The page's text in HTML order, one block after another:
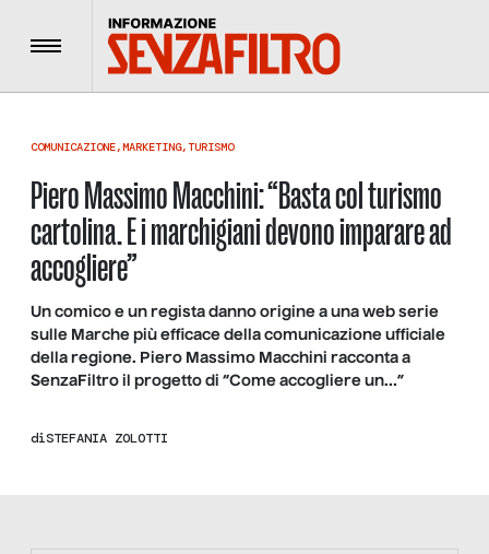
Menu
COMUNICAZIONE,MARKETING,TURISMO
Piero Massimo Macchini: “Basta col turismo
cartolina. E i marchigiani devono imparare ad
accogliere”
Un comico e un regista danno origine a una web serie
sulle Marche più efficace della comunicazione ufficiale
della regione. Piero Massimo Macchini racconta a
SenzaFiltro il progetto di “Come accogliere un…”
diSTEFANIA ZOLOTTI